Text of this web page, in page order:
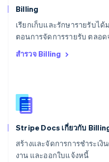
Billing
เรียกเก็บและรักษารายรับไ
ตอนการจัดการรายรับ ตลอ
สำรวจ Billing
Stripe Docs เกี่ยวกับ
สร้างและจัดการการชำระเ
งาน และออกใบแจ้งหนี้
สวีเดน
Svenska
สหรัฐอเมริกา
EnglishEspañol简体中文
English
English
สิงคโปร์
ออสเตรเลีย
ออสเตรีย
DeutschEnglish